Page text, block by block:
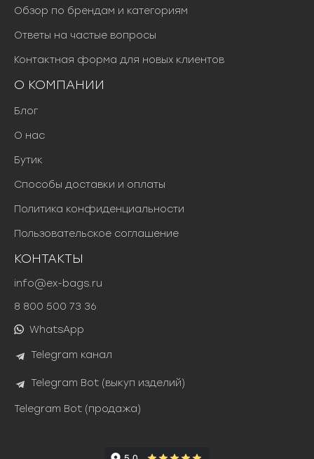
Обзор по брендам и категориям
Ответы на частые вопросы
Контактная форма для новых клиентов
О КОМПАНИИ
Блог
О нас
Бутик
Способы доставки и оплаты
Политика конфиденциальности
Пользовательское соглашение
КОНТАКТЫ
info@ex-bags.ru
8 800 500 73 36
WhatsApp
Telegram канал
Telegram Bot (выкуп изделий)
Telegram Bot (продажа)